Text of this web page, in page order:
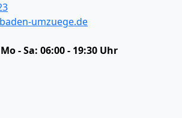
umzuege.de
Mo - Sa: 06:00 - 19:30 Uhr